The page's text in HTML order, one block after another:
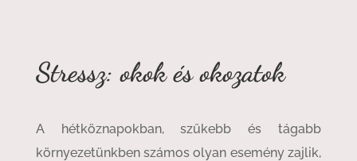
Stressz: okok és okozatok
A hétköznapokban, szűkebb és tágabb
környezetünkben számos olyan esemény zajlik,